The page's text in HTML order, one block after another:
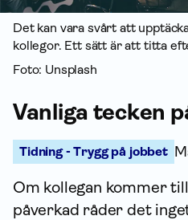
Det kan vara svårt att
kollegor. Ett sätt är att titta
Foto: Unsplash
Vanliga tecken
Tidning - Trygg på jobbet
Om kollegan kommer
påverkad råder det